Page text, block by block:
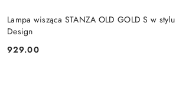
Lampa wisząca STANZA OLD GOLD S w
Design
Cena:
929.00